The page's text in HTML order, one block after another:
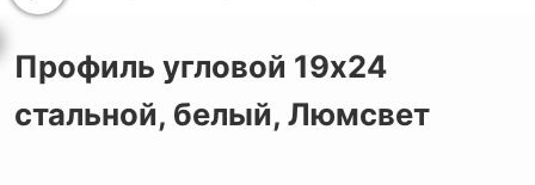
Профиль угловой 19х24
стальной, белый, Люмсвет